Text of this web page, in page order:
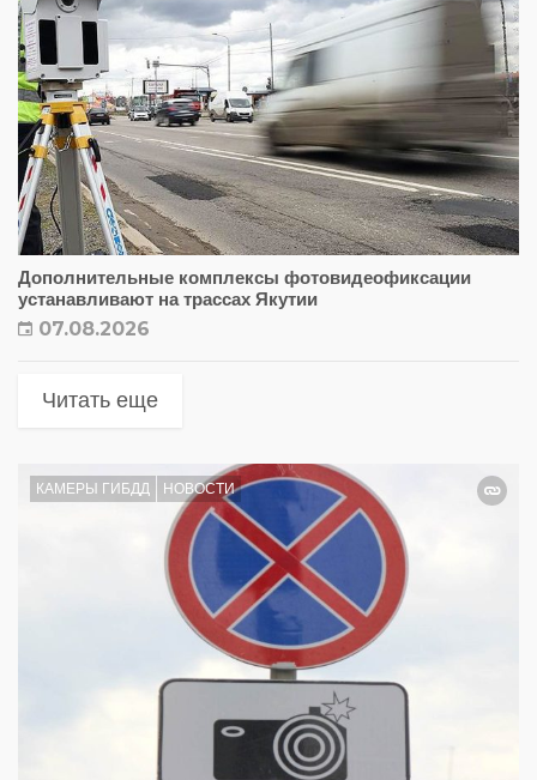
Дополнительные комплексы фотовидеофиксации
устанавливают на трассах Якутии
07.08.2026
Читать еще
КАМЕРЫ ГИБДД НОВОСТИ